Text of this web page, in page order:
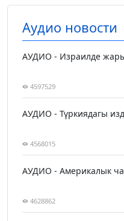
Аудио новости
АУДИО - Израилде
4597529
АУДИО - Түркиядагы
4568015
АУДИО - Америкалык
4628862